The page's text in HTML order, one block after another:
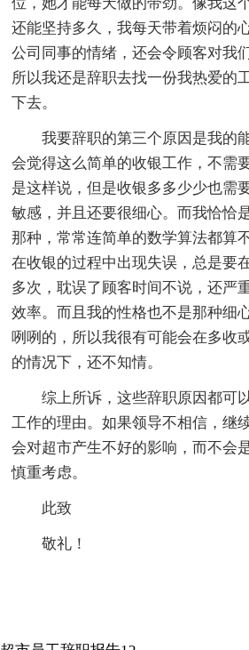
还能坚持多久，我每天带着烦闷的
公司同事的情绪，还会令顾客对我
所以我还是辞职去找一份我热爱的
下去。
我要辞职的第三个原因是我的
会觉得这么简单的收银工作，不需
是这样说，但是收银多多少少也需
敏感，并且还要很细心。而我恰恰
那种，常常连简单的数学算法都算
在收银的过程中出现失误，总是要
多次，耽误了顾客时间不说，还严
效率。而且我的性格也不是那种细
咧咧的，所以我很有可能会在多收
的情况下，还不知情。
综上所诉，这些辞职原因都可
工作的理由。如果领导不相信，继
会对超市产生不好的影响，而不会
慎重考虑。
此致
敬礼！